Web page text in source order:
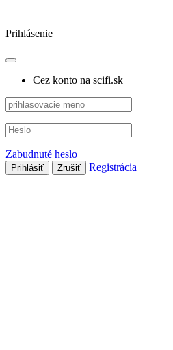
Prihlásenie
Cez konto na scifi.sk
Zabudnuté heslo
Prihlásiť Zrušiť Registrácia